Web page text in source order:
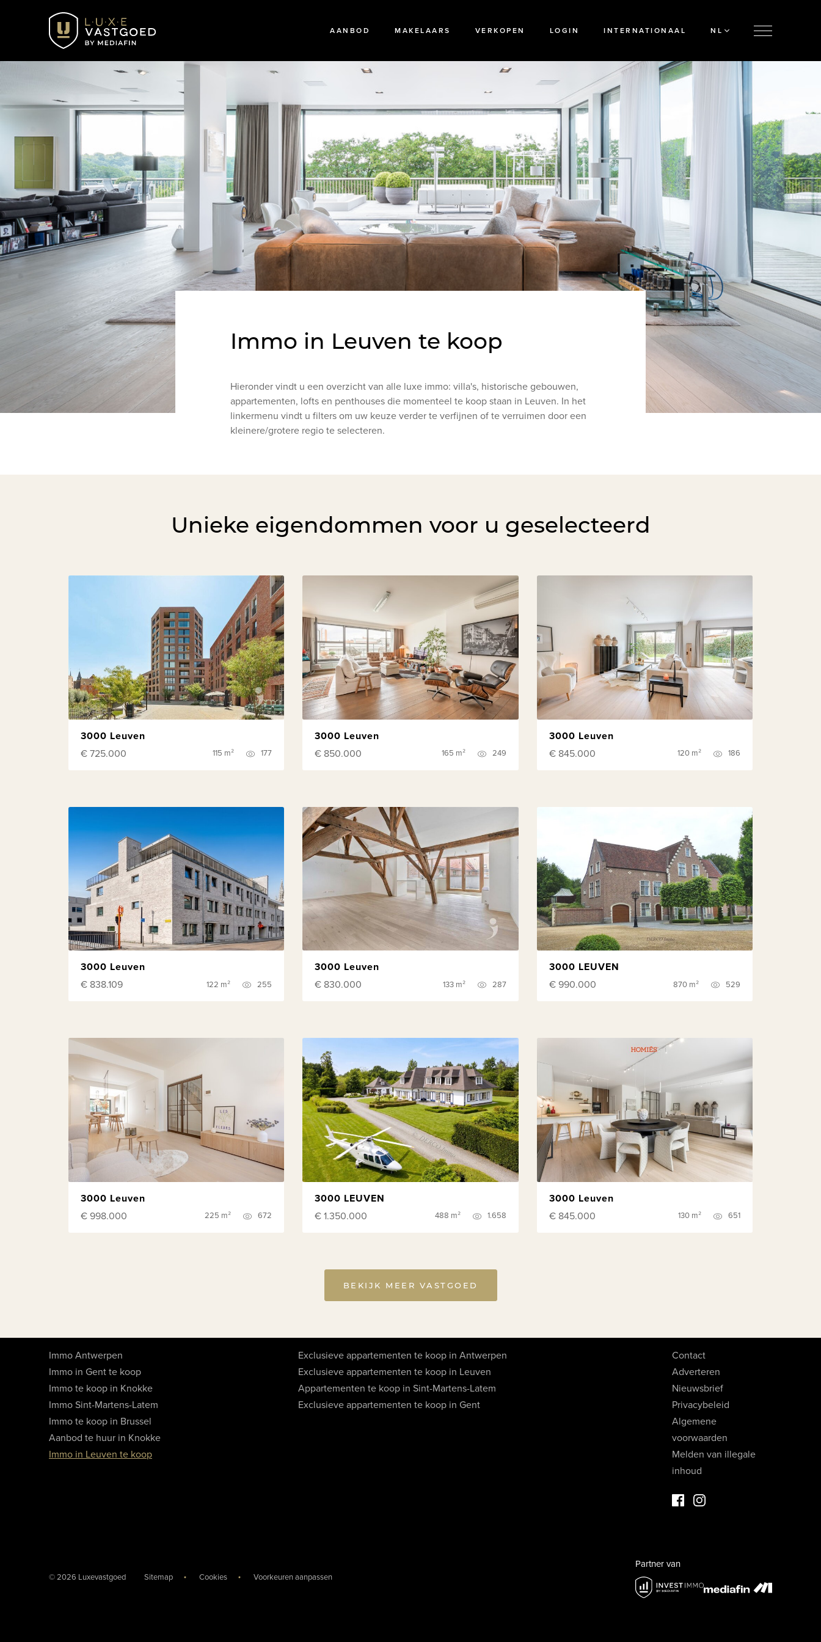
AANBOD MAKELAARS VERKOPEN LOGIN INTERNATIONAAL NL
Immo in Leuven te koop
Hieronder vindt u een overzicht van alle luxe immo: villa's, historische gebouwen,
appartementen, lofts en penthouses die momenteel te koop staan in Leuven. In het
linkermenu vindt u filters om uw keuze verder te verfijnen of te verruimen door een
kleinere/grotere regio te selecteren.
Unieke eigendommen voor u geselecteerd
3000 Leuven
€ 725.000
115 m² 177
3000 Leuven
€ 850.000
165 m² 249
3000 Leuven
€ 845.000
120 m² 186
3000 Leuven
€ 838.109
122 m² 255
3000 Leuven
€ 830.000
133 m² 287
3000 LEUVEN
€ 990.000
870 m² 529
3000 Leuven
€ 998.000
225 m² 672
3000 LEUVEN
€ 1.350.000
488 m² 1.658
3000 Leuven
€ 845.000
130 m² 651
BEKIJK MEER VASTGOED
Immo Antwerpen
Immo in Gent te koop
Immo te koop in Knokke
Immo Sint-Martens-Latem
Immo te koop in Brussel
Aanbod te huur in Knokke
Immo in Leuven te koop
Exclusieve appartementen te koop in Antwerpen
Exclusieve appartementen te koop in Leuven
Appartementen te koop in Sint-Martens-Latem
Exclusieve appartementen te koop in Gent
Contact
Adverteren
Nieuwsbrief
Privacybeleid
Algemene
voorwaarden
Melden van illegale
inhoud
Facebook Luxevastgoed
Instagram Luxevastgoed
© 2026 Luxevastgoed Sitemap Cookies Voorkeuren aanpassen
Partner van